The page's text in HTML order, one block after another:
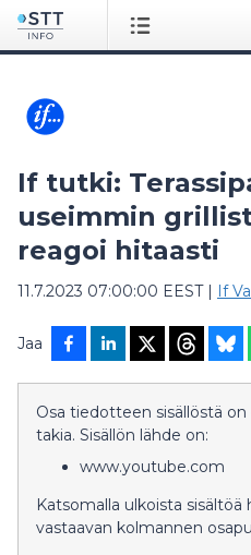
If tutki:
useimmin
reagoi hitaasti
11.7.2023 07:00:00 EEST| If
Jaa
Osa tiedotteen sisällöstä
takia. Sisällön lähde on:
www.youtube.com
Katsomalla ulkoista sisältöä
vastaavan kolmannen